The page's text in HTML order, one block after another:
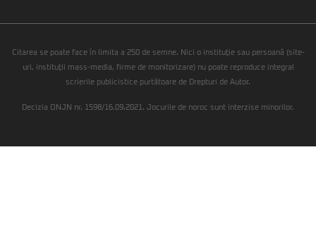
Citarea se poate face în limita a 250 de semne. Nici o instituţie sau persoană (site-
uri, instituţii mass-media, firme de monitorizare) nu poate reproduce integral
scrierile publicistice purtătoare de Drepturi de Autor.
Decizia ONJN nr. 1598/16.09.2021. Jocurile de noroc sunt interzise minorilor.